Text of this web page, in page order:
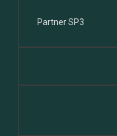
Partner SP3